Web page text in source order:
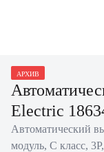
АРХИВ
Electric
Автоматический
модуль, C класс,